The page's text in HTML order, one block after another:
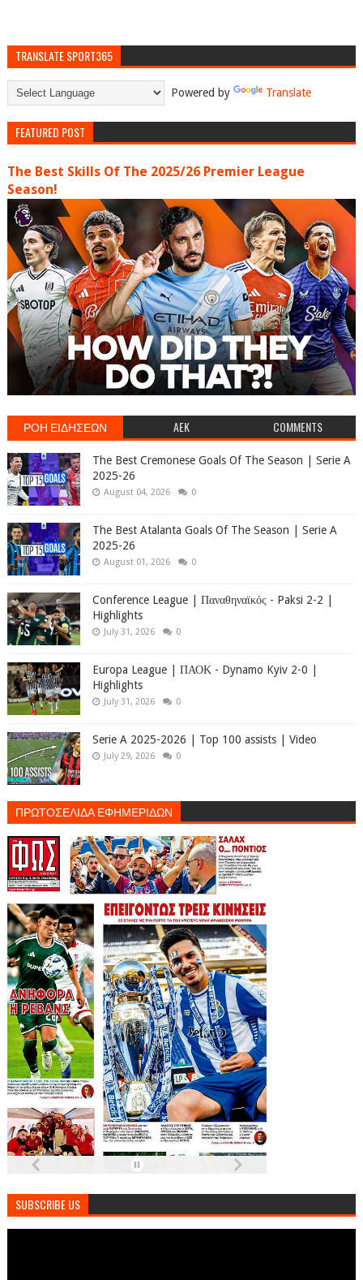
TRANSLATE SPORT365
Powered by Translate
FEATURED POST
The Best Skills Of The 2025/26 Premier League
Season!
ΡΟΗ ΕΙΔΗΣΕΩΝ AEK COMMENTS
The Best Cremonese Goals Of The Season | Serie A
2025-26
August 04, 2026 0
The Best Atalanta Goals Of The Season | Serie A
2025-26
August 01, 2026 0
Conference League | Παναθηναϊκός - Paksi 2-2 |
Highlights
July 31, 2026 0
Europa League | ΠΑΟΚ - Dynamo Kyiv 2-0 |
Highlights
July 31, 2026 0
Serie A 2025-2026 | Top 100 assists | Video
July 29, 2026 0
ΠΡΩΤΟΣΕΛΙΔΑ ΕΦΗΜΕΡΙΔΩΝ
SUBSCRIBE US